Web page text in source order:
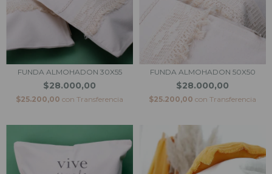
FUNDA ALMOHADON 30X55
$28.000,00
$25.200,00 con Transferencia
FUNDA ALMOHADON 50X50
$28.000,00
$25.200,00 con Transferencia